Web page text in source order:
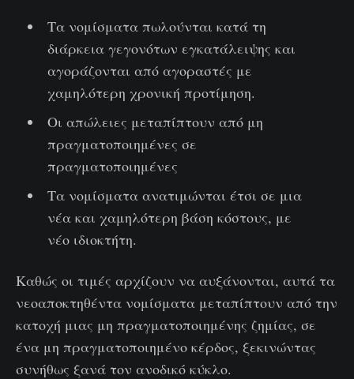
Τα νομίσματα πωλούνται κατά τη
διάρκεια γεγονότων εγκατάλειψης και
αγοράζονται από αγοραστές με
χαμηλότερη χρονική προτίμηση.
Οι απώλειες μεταπίπτουν από μη
πραγματοποιημένες σε
πραγματοποιημένες
Τα νομίσματα ανατιμώνται έτσι σε μια
νέα και χαμηλότερη βάση κόστους, με
νέο ιδιοκτήτη.
Καθώς οι τιμές αρχίζουν να αυξάνονται, αυτά τα
νεοαποκτηθέντα νομίσματα μεταπίπτουν από την
κατοχή μιας μη πραγματοποιημένης ζημίας, σε
ένα μη πραγματοποιημένο κέρδος, ξεκινώντας
συνήθως ξανά τον ανοδικό κύκλο.